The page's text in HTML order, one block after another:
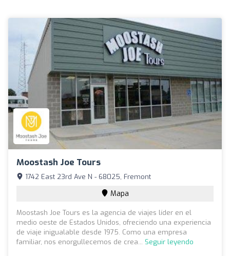
Moostash Joe Tours
1742 East 23rd Ave N - 68025, Fremont
Mapa
Moostash Joe Tours es la agencia de viajes líder en el
medio oeste de Estados Unidos, ofreciendo una experiencia
de viaje inigualable desde 1975. Como una empresa
familiar, nos enorgullecemos de crea... Seguir leyendo